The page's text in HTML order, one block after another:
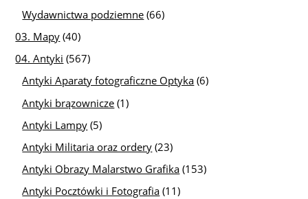
Wydawnictwa podziemne (66)
03. Mapy (40)
04. Antyki (567)
Antyki Aparaty fotograficzne Optyka (6)
Antyki brązownicze (1)
Antyki Lampy (5)
Antyki Militaria oraz ordery (23)
Antyki Obrazy Malarstwo Grafika (153)
Antyki Pocztówki i Fotografia (11)